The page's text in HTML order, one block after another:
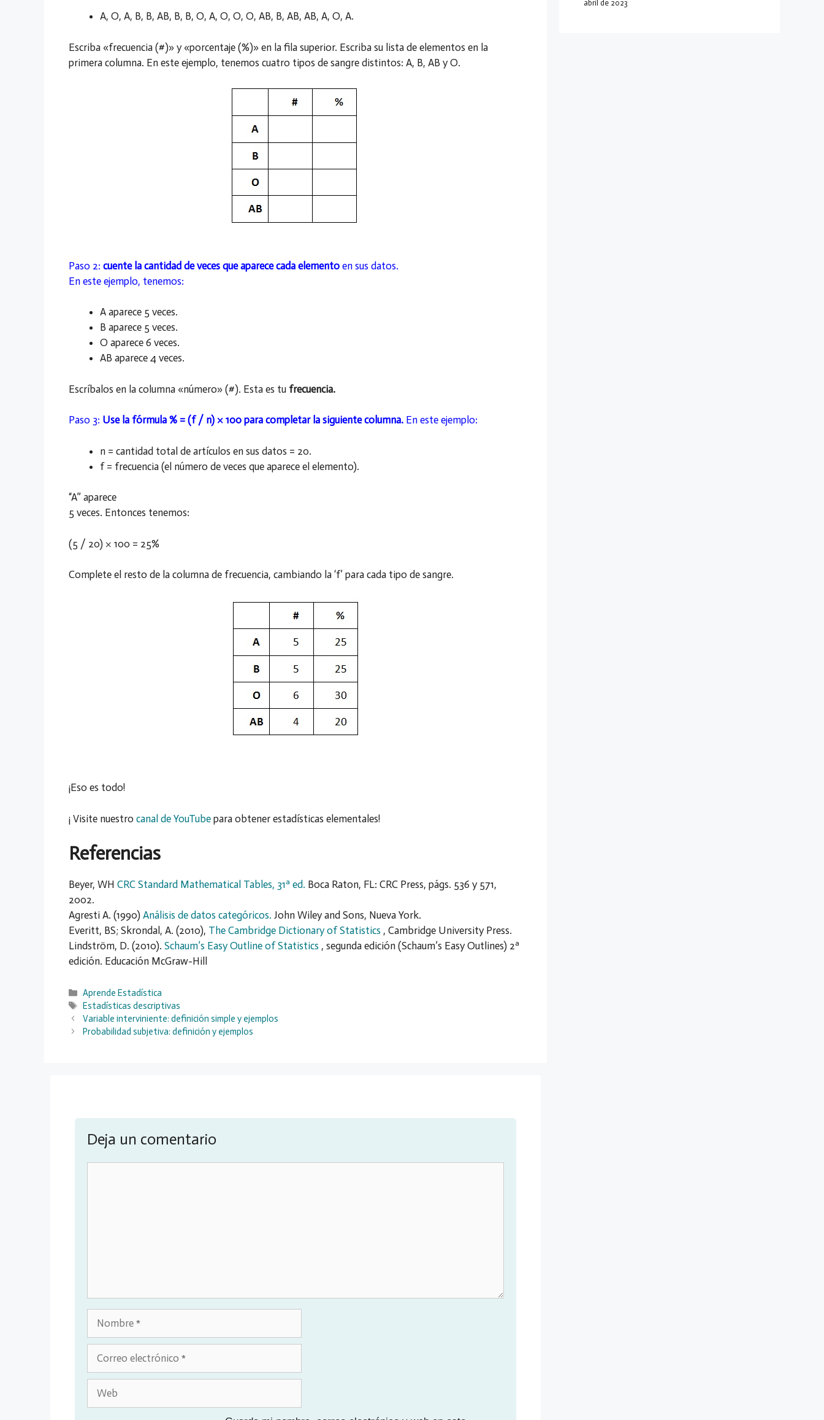
A, O, A, B, B, AB, B, B, O, A, O, O, O, AB, B, AB, AB, A, O, A.
Escriba «frecuencia (#)» y «porcentaje (%)» en la fila superior. Escriba su lista de elementos en la
primera columna. En este ejemplo, tenemos cuatro tipos de sangre distintos: A, B, AB y O.
Paso 2: cuente la cantidad de veces que aparece cada elemento en sus datos.
En este ejemplo, tenemos:
A aparece 5 veces.
B aparece 5 veces.
O aparece 6 veces.
AB aparece 4 veces.
Escríbalos en la columna «número» (#). Esta es tu frecuencia.
Paso 3: Use la fórmula % = (f / n) × 100 para completar la siguiente columna. En este ejemplo:
n = cantidad total de artículos en sus datos = 20.
f = frecuencia (el número de veces que aparece el elemento).
“A” aparece
5 veces. Entonces tenemos:
(5 / 20) × 100 = 25%
Complete el resto de la columna de frecuencia, cambiando la ‘f’ para cada tipo de sangre.
¡Eso es todo!
¡ Visite nuestro canal de YouTube para obtener estadísticas elementales!
Referencias
Beyer, WH CRC Standard Mathematical Tables, 31ª ed. Boca Raton, FL: CRC Press, págs. 536 y 571,
2002.
Agresti A. (1990) Análisis de datos categóricos. John Wiley and Sons, Nueva York.
Everitt, BS; Skrondal, A. (2010), The Cambridge Dictionary of Statistics , Cambridge University Press.
Lindström, D. (2010). Schaum’s Easy Outline of Statistics , segunda edición (Schaum’s Easy Outlines) 2ª
edición. Educación McGraw-Hill
Categorías
Aprende Estadística
Etiquetas
Estadísticas descriptivas
Variable interviniente: definición simple y ejemplos
Probabilidad subjetiva: definición y ejemplos
Deja un comentario
Nombre
abril de 2023